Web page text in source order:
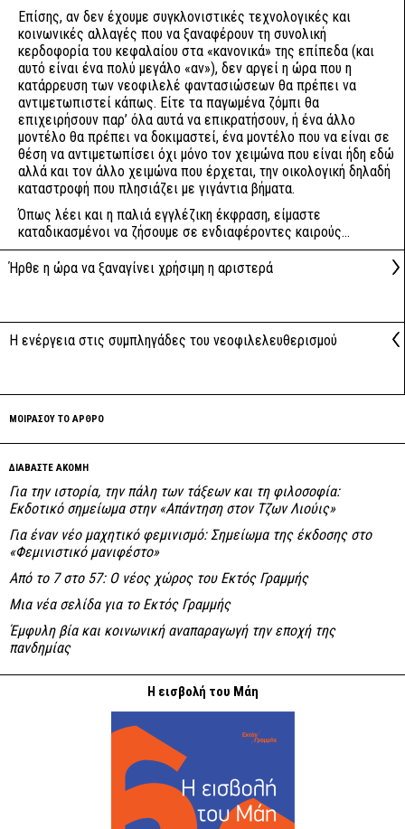
Επίσης, αν δεν έχουμε συγκλονιστικές τεχνολογικές και
κοινωνικές αλλαγές που να ξαναφέρουν τη συνολική
κερδοφορία του κεφαλαίου στα «κανονικά» της επίπεδα (και
αυτό είναι ένα πολύ μεγάλο «αν»), δεν αργεί η ώρα που η
κατάρρευση των νεοφιλελέ φαντασιώσεων θα πρέπει να
αντιμετωπιστεί κάπως. Είτε τα παγωμένα ζόμπι θα
επιχειρήσουν παρ’ όλα αυτά να επικρατήσουν, ή ένα άλλο
μοντέλο θα πρέπει να δοκιμαστεί, ένα μοντέλο που να είναι σε
θέση να αντιμετωπίσει όχι μόνο τον χειμώνα που είναι ήδη εδώ
αλλά και τον άλλο χειμώνα που έρχεται, την οικολογική δηλαδή
καταστροφή που πλησιάζει με γιγάντια βήματα.
Όπως λέει και η παλιά εγγλέζικη έκφραση, είμαστε
καταδικασμένοι να ζήσουμε σε ενδιαφέροντες καιρούς...
Ήρθε η ώρα να ξαναγίνει χρήσιμη η αριστερά
Η ενέργεια στις συμπληγάδες του νεοφιλελευθερισμού
ΜΟΙΡΑΣΟΥ ΤΟ ΑΡΘΡΟ
ΔΙΑΒΑΣΤΕ ΑΚΟΜΗ
Για την ιστορία, την πάλη των τάξεων και τη φιλοσοφία:
Εκδοτικό σημείωμα στην «Απάντηση στον Τζων Λιούις»
Για έναν νέο μαχητικό φεμινισμό: Σημείωμα της έκδοσης στο
«Φεμινιστικό μανιφέστο»
Από το 7 στο 57: Ο νέος χώρος του Εκτός Γραμμής
Μια νέα σελίδα για το Εκτός Γραμμής
Έμφυλη βία και κοινωνική αναπαραγωγή την εποχή της
πανδημίας
Η εισβολή του Μάη